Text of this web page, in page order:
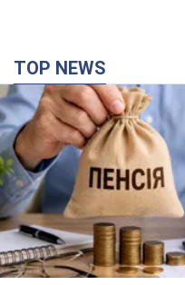
TOP NEWS